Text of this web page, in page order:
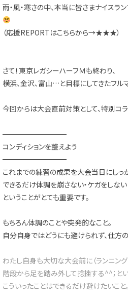
雨・風・寒さの中、本当に皆さまナイスラ
（応援REPORTはこちらから→★★★）
さて！東京レガシーハーフＭも終わり、
横浜、金沢、富山…と目標にしてきたフル
今回からは大会直前対策として、特別コ
━━━━━━━━━
コンディションを整えよう
━━━━━━━━━
これまでの練習の成果を大会当日にしっ
できるだけ体調を崩さない・ケガをしない
ということがとても重要です。
もちろん体調のことや突発的なこと。
自分自身ではどうにも避けられず、仕方
わたし自身も大切な大会前に（ランニン
階段から足を踏み外して捻挫する^^；と
こういったことはできるだけ避けたいこと。